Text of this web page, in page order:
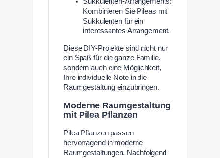
Sukkulenten-Arrangements:
Kombinieren Sie Pileas mit
Sukkulenten für ein
interessantes Arrangement.
Diese DIY-Projekte sind nicht nur
ein Spaß für die ganze Familie,
sondern auch eine Möglichkeit,
Ihre individuelle Note in die
Raumgestaltung einzubringen.
Moderne Raumgestaltung
mit Pilea Pflanzen
Pilea Pflanzen passen
hervorragend in moderne
Raumgestaltungen. Nachfolgend